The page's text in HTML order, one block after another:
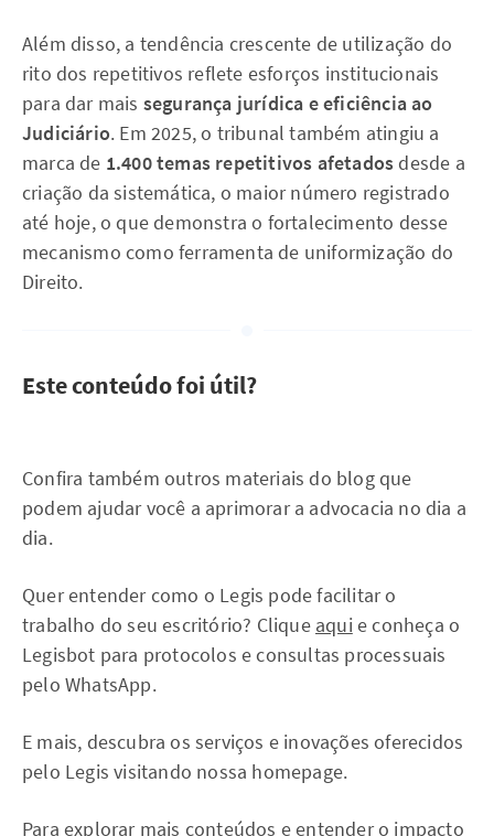
Além disso, a tendência crescente de utilização do
rito dos repetitivos reflete esforços institucionais
para dar mais segurança jurídica e eficiência ao
Judiciário. Em 2025, o tribunal também atingiu a
marca de 1.400 temas repetitivos afetadosdesde a
criação da sistemática, o maior número registrado
até hoje, o que demonstra o fortalecimento desse
mecanismo como ferramenta de uniformização do
Direito.
Este conteúdo foi útil?
Confira também outros materiais do blog que
podem ajudar você a aprimorar a advocacia no dia a
dia.
Quer entender como o Legis pode facilitar o
trabalho do seu escritório? Clique aqui e conheça o
Legisbot para protocolos e consultas processuais
pelo WhatsApp.
E mais, descubra os serviços e inovações oferecidos
pelo Legis visitando nossa homepage.
Para explorar mais conteúdos e entender o impacto